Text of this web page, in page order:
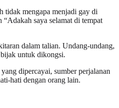
tidak mengapa menjadi gay di
saya selamat di tempat
dalam talian. Undang-undang,
untuk dikongsi.
dipercayai, sumber perjalanan
hati dengan orang lain.